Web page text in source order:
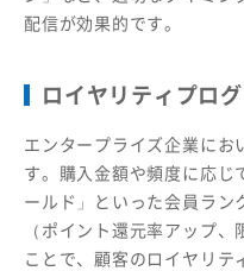
配信が効果的です。
ロイヤリティプロ
エンタープライズ企業にお
す。購入金額や頻度に応じ
ールド」といった会員ラン
（ポイント還元率アップ
ことで、顧客のロイヤリテ